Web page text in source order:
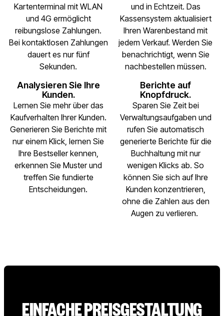
Kartenterminal mit WLAN
und 4G ermöglicht
reibungslose Zahlungen.
Bei kontaktlosen Zahlungen
dauert es nur fünf
Sekunden.
und in Echtzeit. Das
Kassensystem aktualisiert
Ihren Warenbestand mit
jedem Verkauf. Werden Sie
benachrichtigt, wenn Sie
nachbestellen müssen.
Analysieren Sie Ihre
Kunden.
Lernen Sie mehr über das
Kaufverhalten Ihrer Kunden.
Generieren Sie Berichte mit
nur einem Klick, lernen Sie
Ihre Bestseller kennen,
erkennen Sie Muster und
treffen Sie fundierte
Entscheidungen.
Berichte auf
Knopfdruck.
Sparen Sie Zeit bei
Verwaltungsaufgaben und
rufen Sie automatisch
generierte Berichte für die
Buchhaltung mit nur
wenigen Klicks ab. So
können Sie sich auf Ihre
Kunden konzentrieren,
ohne die Zahlen aus den
Augen zu verlieren.
EINFACHE PREISGESTALTUNG